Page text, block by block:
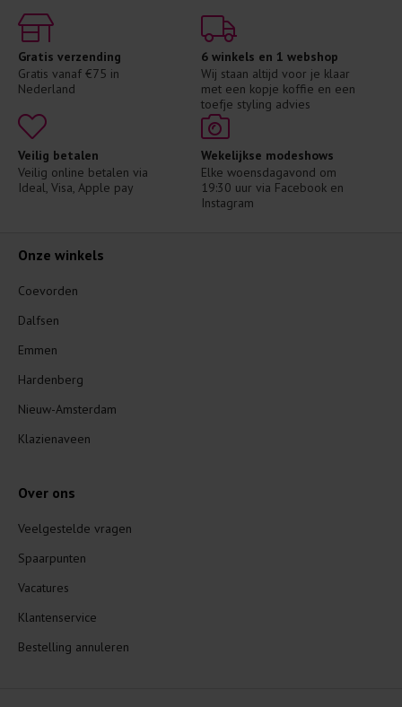
Gratis verzending
Gratis vanaf €75 in
Nederland
6 winkels en 1 webshop
Wij staan altijd voor je klaar
met een kopje koffie en een
toefje styling advies
Veilig betalen
Veilig online betalen via
Ideal, Visa, Apple pay
Wekelijkse modeshows
Elke woensdagavond om
19:30 uur via Facebook en
Instagram
Onze winkels
Coevorden
Dalfsen
Emmen
Hardenberg
Nieuw-Amsterdam
Klazienaveen
Over ons
Veelgestelde vragen
Spaarpunten
Vacatures
Klantenservice
Bestelling annuleren